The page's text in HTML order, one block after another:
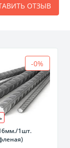
ОТЗЫВ
-0%
1шт.